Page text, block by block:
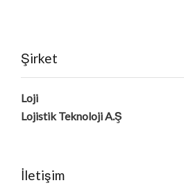
Şirket
Loji
Lojistik Teknoloji A.Ş
İletişim